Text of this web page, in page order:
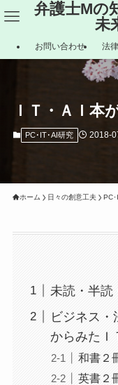
弁護士Mの
未
お問い合わせ 法
ＩＴ・ＡＩ本
PC･IT･AI研究 2018-
ホーム 日々の創意工夫 PC
未読・半
ビジネス
からみたＩ
和書２
英書２